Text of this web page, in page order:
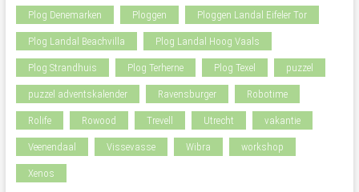
Plog Denemarken Ploggen Ploggen Landal Eifeler Tor
Plog Landal Beachvilla Plog Landal Hoog Vaals
Plog Strandhuis Plog Terherne Plog Texel puzzel
puzzel adventskalender Ravensburger Robotime
Rolife Rowood Trevell Utrecht vakantie
Veenendaal Vissevasse Wibra workshop
Xenos